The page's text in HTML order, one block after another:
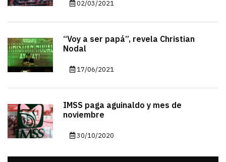
02/03/2021
“Voy a ser papá”, revela Christian
Nodal
17/06/2021
IMSS paga aguinaldo y mes de
noviembre
30/10/2020